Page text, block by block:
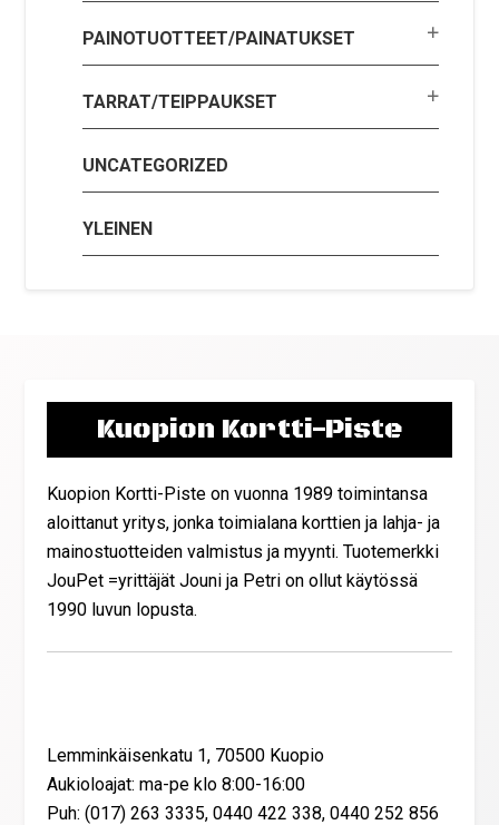
PAINOTUOTTEET/PAINATUKSET
TARRAT/TEIPPAUKSET
UNCATEGORIZED
YLEINEN
Kuopion Kortti-Piste
Kuopion Kortti-Piste on vuonna 1989 toimintansa
aloittanut yritys, jonka toimialana korttien ja lahja- ja
mainostuotteiden valmistus ja myynti. Tuotemerkki
JouPet =yrittäjät Jouni ja Petri on ollut käytössä
1990 luvun lopusta.
Lemminkäisenkatu 1, 70500 Kuopio
Aukioloajat: ma-pe klo 8:00-16:00
Puh: (017) 263 3335, 0440 422 338, 0440 252 856